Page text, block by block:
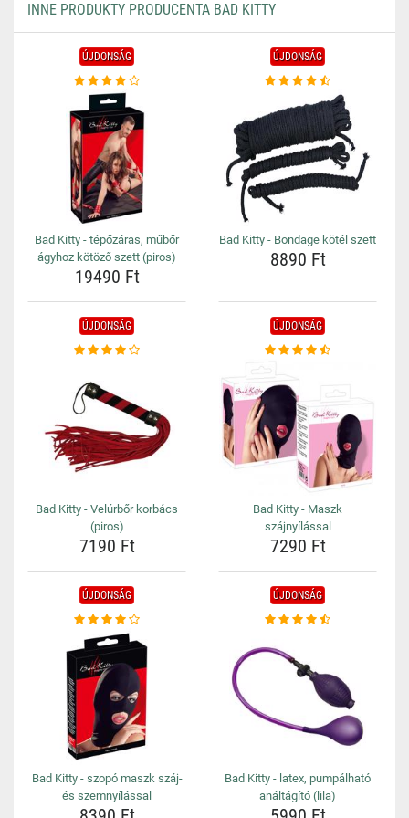
INNE PRODUKTY PRODUCENTA BAD KITTY
ÚJDONSÁG
Bad Kitty - tépőzáras, műbőr
ágyhoz kötöző szett (piros)
19490 Ft
ÚJDONSÁG
Bad Kitty - Bondage kötél szett
8890 Ft
ÚJDONSÁG
Bad Kitty - Velúrbőr korbács
(piros)
7190 Ft
ÚJDONSÁG
Bad Kitty - Maszk
szájnyílással
7290 Ft
ÚJDONSÁG
Bad Kitty - szopó maszk száj-
és szemnyílással
ÚJDONSÁG
Bad Kitty - latex, pumpálható
análtágító (lila)